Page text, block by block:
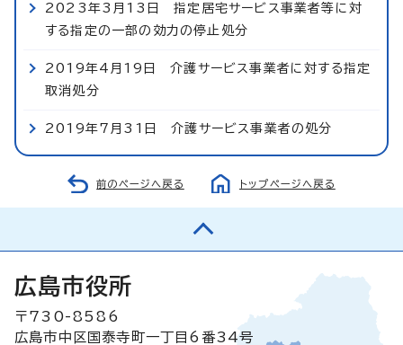
2023年3月13日 指定居宅サービス事業者等に対
する指定の一部の効力の停止処分
2019年4月19日 介護サービス事業者に対する指定
取消処分
2019年7月31日 介護サービス事業者の処分
前のページへ戻る トップページへ戻る
広島市役所
〒730-8586
広島市中区国泰寺町一丁目6番34号